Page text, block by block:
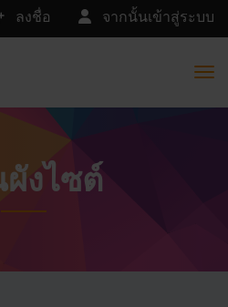
จากนั้นเข้าสู่ระบบ
ลงชื่อ
งไซต์